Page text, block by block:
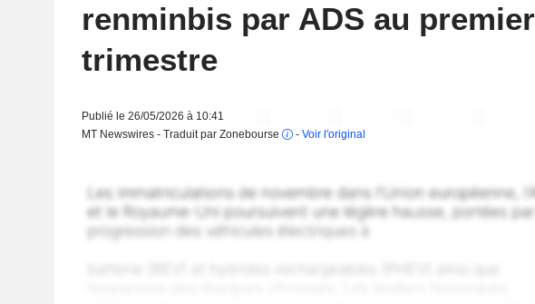
renminbis par ADS au premier
trimestre
Publié le 26/05/2026 à 10:41
MT Newswires - Traduit par Zonebourse
- Voir l'original